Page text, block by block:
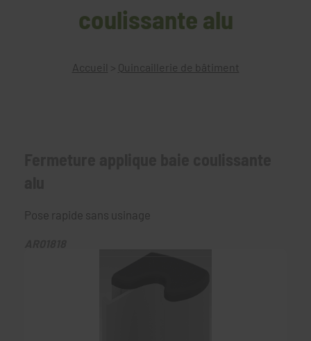
coulissante alu
Accueil > Quincaillerie de bâtiment
Pose rapide sans usinage